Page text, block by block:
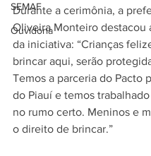
SEMAF
Ouvidoria
Durante a cerimônia, a
Oliveira Monteiro destacou
da iniciativa: “Crianças
brincar aqui, serão
Temos a parceria do Pacto
do Piauí e temos
no rumo certo. Meninos e
o direito de brincar.”